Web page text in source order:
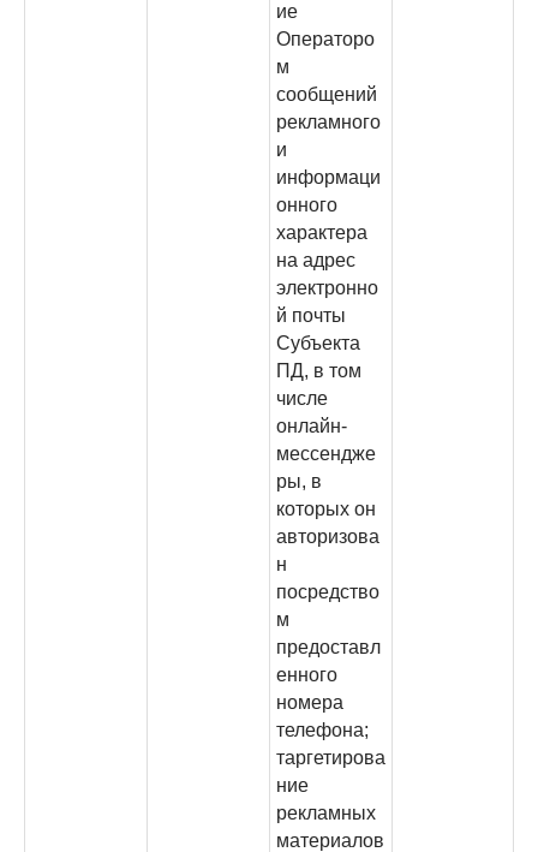
ие
Операторо
м
сообщений
рекламного
и
информаци
онного
характера
на адрес
электронно
й почты
Субъекта
ПД, в том
числе
онлайн-
мессендже
ры, в
которых он
авторизова
н
посредство
м
предоставл
енного
номера
телефона;
таргетирова
ние
рекламных
материалов